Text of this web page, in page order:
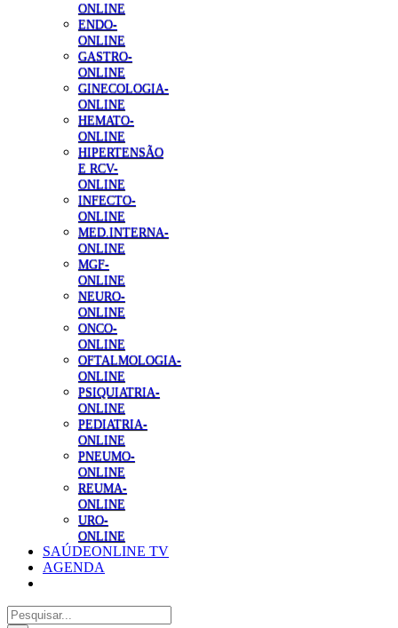
ONLINE
ENDO-
ONLINE
GASTRO-
ONLINE
GINECOLOGIA-
ONLINE
HEMATO-
ONLINE
HIPERTENSÃO
E RCV-
ONLINE
INFECTO-
ONLINE
MED.INTERNA-
ONLINE
MGF-
ONLINE
NEURO-
ONLINE
ONCO-
ONLINE
OFTALMOLOGIA-
ONLINE
PSIQUIATRIA-
ONLINE
PEDIATRIA-
ONLINE
PNEUMO-
ONLINE
REUMA-
ONLINE
URO-
ONLINE
SAÚDEONLINE TV
AGENDA
Pesquisar